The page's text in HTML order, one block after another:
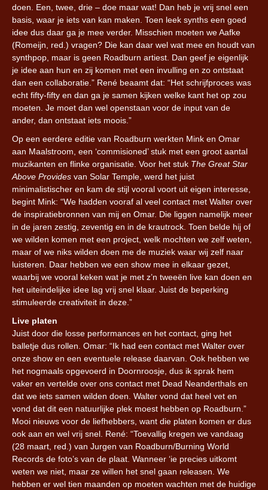
doen. Een, twee, drie – doe maar wat! Dan heb je vrij snel een
basis, waar je iets van kan maken. Toen leek synths een goed
idee dus daar ga je mee verder. Misschien moeten we Aafke
(Romeijn, red.) vragen? Die kan daar wel wat mee en houdt van
synthpop, maar is geen Roadburn artiest. Dan geef je eigenlijk
je idee aan hun en zij komen met een invulling en zo ontstaat
dan een collaboratie.” René beaamt dat: “Het schrijfproces was
echt fifty-fifty en dan ga je samen kijken welke kant het op zou
moeten. Je moet dan wel openstaan voor de input van de
ander, dan ontstaat iets moois.”
Op een eerdere editie van Roadburn werkten Mink en Omar
aan Maalstroom, een ‘commisioned’ stuk met een groot aantal
muzikanten en flinke organisatie. Voor het stuk The Great Star
Above Provides van Solar Temple, werd het juist
minimalistischer en kam de stijl vooral voort uit eigen interesse,
begint Mink: “We hadden vooraf al veel contact met Walter over
de inspiratiebronnen van mij en Omar. Die liggen namelijk meer
in de jaren zestig, zeventig en in de krautrock. Toen belde hij of
we wilden komen met een project, welk mochten we zelf weten,
maar of we niks wilden doen me de muziek waar wij zelf naar
luisteren. Daar hebben we een show mee in elkaar gezet,
waarbij we vooral keken wat je met z’n tweeën live kan doen en
het uiteindelijke idee lag vrij snel klaar. Juist de beperking
stimuleerde creativiteit in deze.”
Live platen
Juist door die losse performances en het contact, ging het
balletje dus rollen. Omar: “Ik had een contact met Walter over
onze show en een eventuele release daarvan. Ook hebben we
het nogmaals opgevoerd in Doornroosje, dus ik sprak hem
vaker en vertelde over ons contact met Dead Neanderthals en
dat we iets samen wilden doen. Walter vond dat heel vet en
vond dat dit een natuurlijke plek moest hebben op Roadburn.”
Mooi nieuws voor de liefhebbers, want die platen komen er dus
ook aan en wel vrij snel. René: “Toevallig kregen we vandaag
(28 maart, red.) van Jurgen van Roadburn/Burning World
Records de foto’s van de plaat. Wanneer ‘ie precies uitkomt
weten we niet, maar ze willen het snel gaan releasen. We
hebben er wel tien maanden op moeten wachten met de huidige